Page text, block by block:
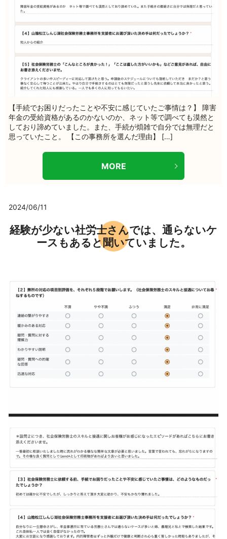
【手続でお困りだったことや不安に感じていたご事情は？】 障害
年金の受給資格があるのかないのか、ネット等で調べても漠然と
しており諦めていました。また、手続が煩雑で自分では無理だと
思っていたこと。 【この事務所を選んだ理由】 […]
MORE
2024/06/11
経験が少ない社労士さんでは、通らないケ
ースもあると聞いていました。